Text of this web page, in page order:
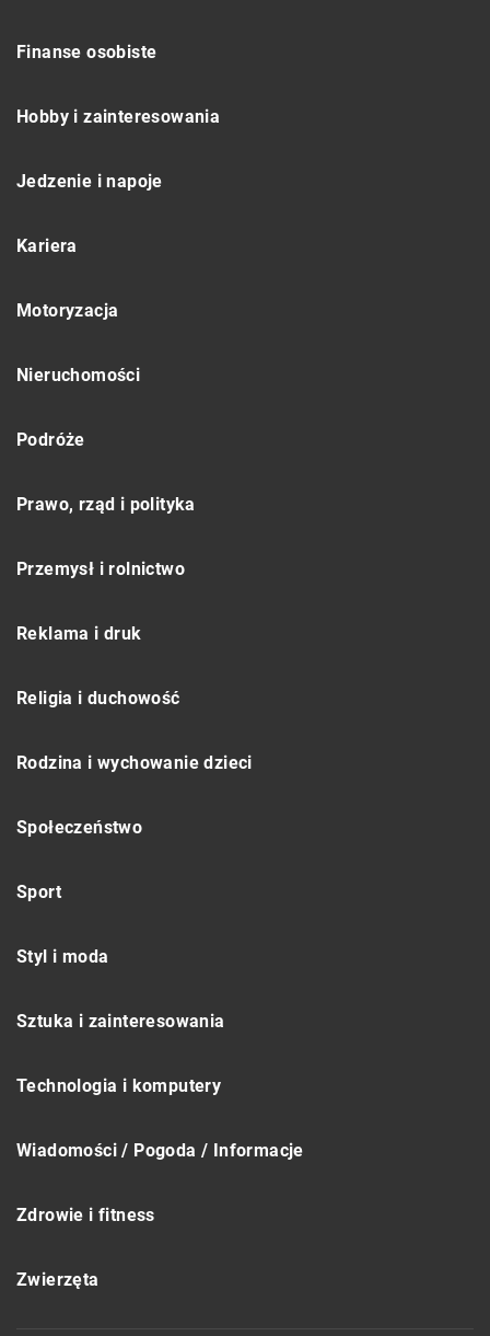
Finanse osobiste
Hobby i zainteresowania
Jedzenie i napoje
Kariera
Motoryzacja
Nieruchomości
Podróże
Prawo, rząd i polityka
Przemysł i rolnictwo
Reklama i druk
Religia i duchowość
Rodzina i wychowanie dzieci
Społeczeństwo
Sport
Styl i moda
Sztuka i zainteresowania
Technologia i komputery
Wiadomości / Pogoda / Informacje
Zdrowie i fitness
Zwierzęta